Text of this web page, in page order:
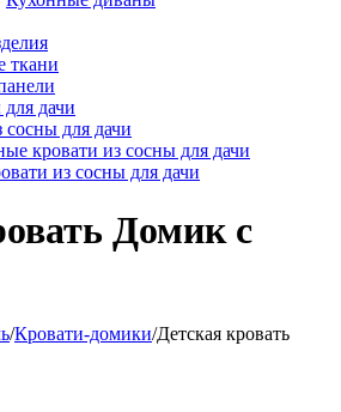
ткани
дачи
сосны для дачи
кровати из сосны для дачи
из сосны для дачи
Домик с
/Кровати-домики/Детская кровать